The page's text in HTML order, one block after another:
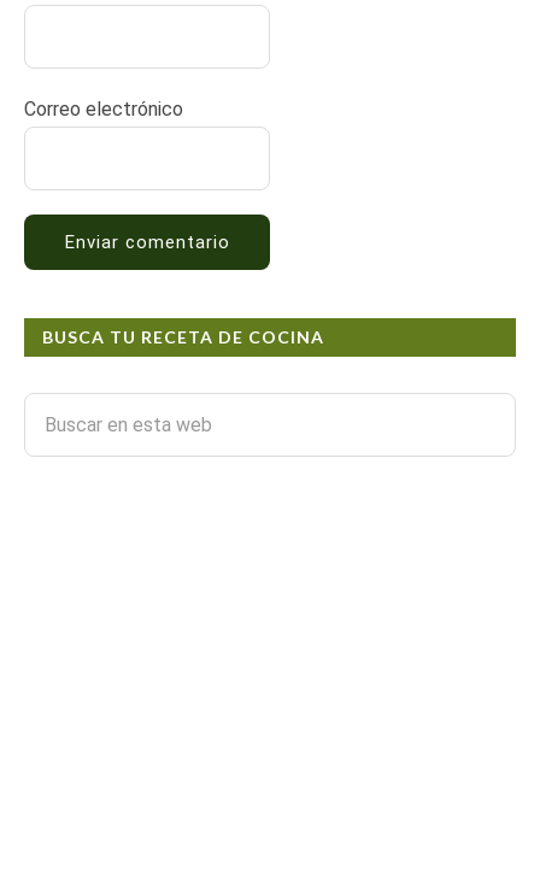
Correo electrónico
BUSCA TU RECETA DE COCINA